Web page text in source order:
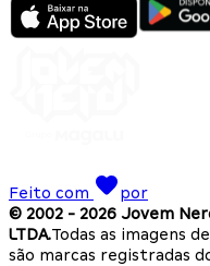
Feito com
por
© 2002 - 2026 Jovem
LTDA.Todas as imagens
são marcas registradas